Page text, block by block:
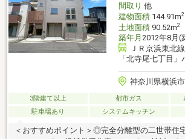
間取り 他
建物面積144.91m2
土地面積90.52m2
築年月 2012年8月(
ＪＲ京浜東北
「北寺尾七丁目
神奈川県横浜
3階建て以上 都市ガス
駐車場あり
システムキッチン
＜おすすめポイント＞◎完全分離型の二世帯住